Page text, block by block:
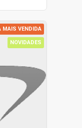
NOVIDADES
MAIS VENDIDA